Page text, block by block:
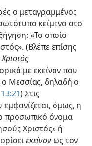
ο μεταγραμμένος
κείμενο στο
«Το οποίο
(Βλέπε επίσης
Χριστός
με εκείνον που
ο Μεσσίας, δηλαδή ο
) Στις
εμφανίζεται, όμως, η
προσωπικό όνομα
Χριστός» ή
εκείνον ως τον